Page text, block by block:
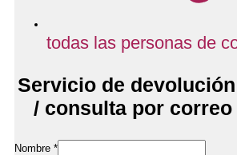
todas las personas de
Servicio de
/ consulta por
Nombre *